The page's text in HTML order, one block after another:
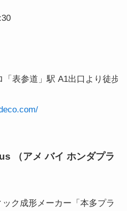
「表参道」駅 A1出口より徒歩3
（アメ バイ ホンダプラ
ック成形メーカー「本多プラ